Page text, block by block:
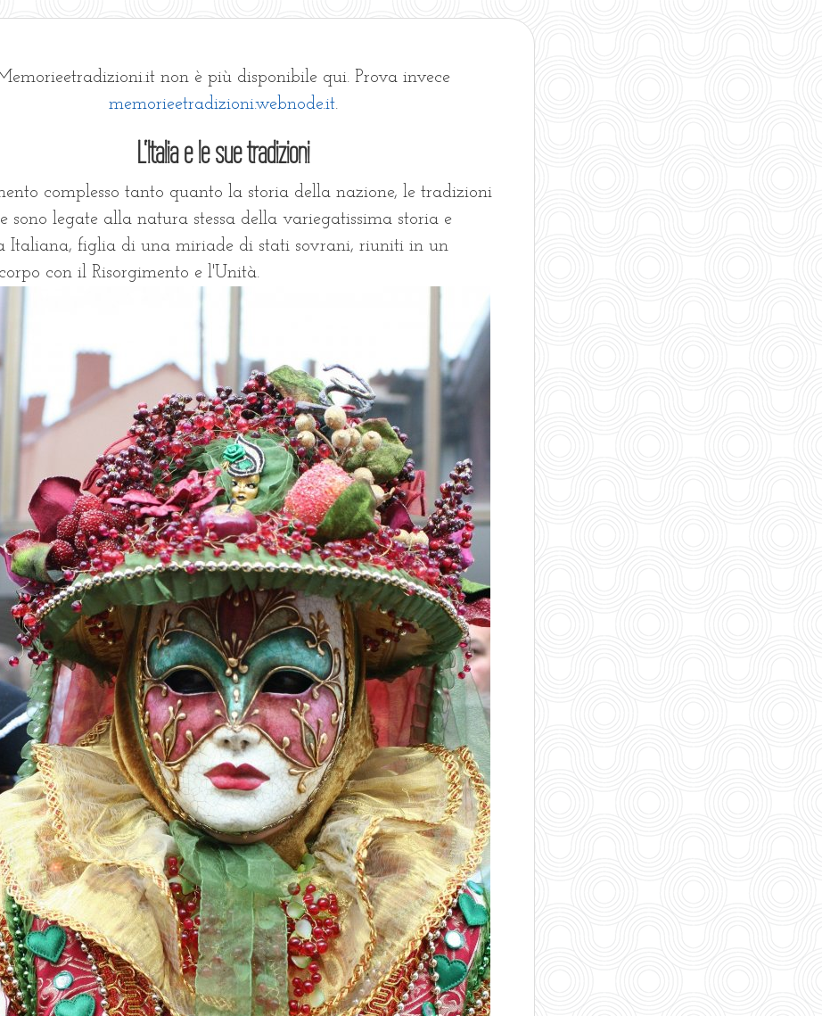
non è più disponibile qui. Prova invece
memorieetradizioni.webnode.it.
L'Italia e le sue tradizioni
complesso tanto quanto la storia della nazione, le tradizioni
sono legate alla natura stessa della variegatissima storia e
Italiana, figlia di una miriade di stati sovrani, riuniti in un
con il Risorgimento e l'Unità.